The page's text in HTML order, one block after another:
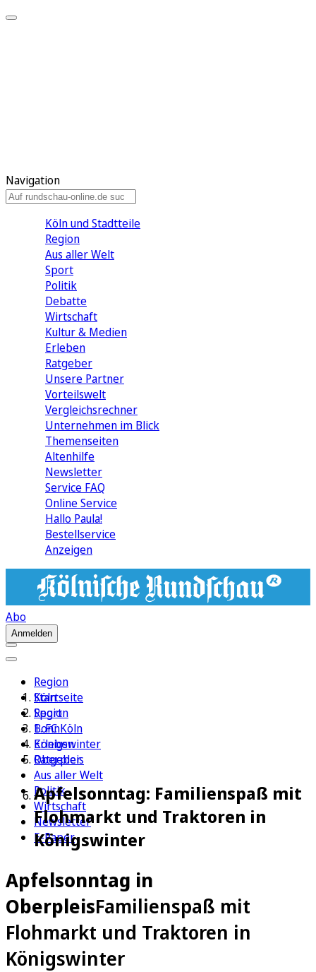
Navigation
Köln und Stadtteile
Region
Aus aller Welt
Sport
Politik
Debatte
Wirtschaft
Kultur & Medien
Erleben
Ratgeber
Unsere Partner
Vorteilswelt
Vergleichsrechner
Unternehmen im Blick
Themenseiten
Altenhilfe
Newsletter
Service FAQ
Online Service
Hallo Paula!
Bestellservice
Anzeigen
Abo
Anmelden
Region
Köln
Sport
1. FC Köln
Erleben
Ratgeber
Aus aller Welt
Politik
Wirtschaft
Newsletter
E-Paper
Startseite
Region
Bonn
Königswinter
Oberpleis
Apfelsonntag: Familienspaß mit
Flohmarkt und Traktoren in
Königswinter
Apfelsonntag in
OberpleisFamilienspaß mit
Flohmarkt und Traktoren in
Königswinter